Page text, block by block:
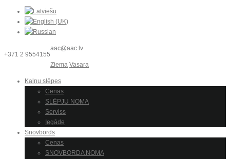
+371 2 9554155
aac@aac.lv
Ziema Vasara
Kalnu slēpes
Cenas
SLĒPJU NOMA
Serviss
Iegāde
Snovbords
Cenas
SNOVBORDA NOMA